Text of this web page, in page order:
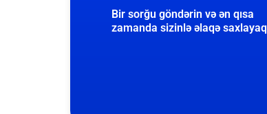
Bir sorğu göndərin və ən qısa
zamanda sizinlə əlaqə saxlayaq